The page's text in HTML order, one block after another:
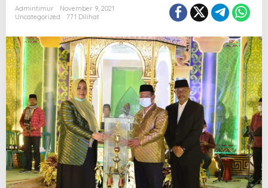
Admintimur
November 9, 2021
Uncategorized
771 Dilihat